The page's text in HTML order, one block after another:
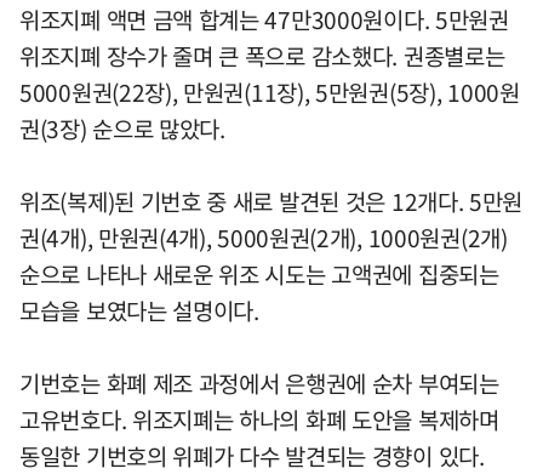
위조지폐 액면 금액 합계는 47만3000원이다. 5만원권
위조지폐 장수가 줄며 큰 폭으로 감소했다. 권종별로는
5000원권(22장), 만원권(11장), 5만원권(5장), 1000원
권(3장) 순으로 많았다.
위조(복제)된 기번호 중 새로 발견된 것은 12개다. 5만원
권(4개), 만원권(4개), 5000원권(2개), 1000원권(2개)
순으로 나타나 새로운 위조 시도는 고액권에 집중되는
모습을 보였다는 설명이다.
기번호는 화폐 제조 과정에서 은행권에 순차 부여되는
고유번호다. 위조지폐는 하나의 화폐 도안을 복제하며
동일한 기번호의 위폐가 다수 발견되는 경향이 있다.